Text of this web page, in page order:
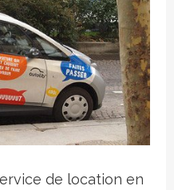
de location en